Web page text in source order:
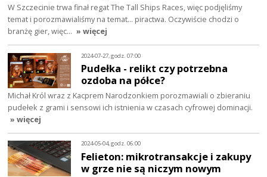
W Szczecinie trwa finał regat The Tall Ships Races, więc podjęliśmy
temat i porozmawialiśmy na temat... piractwa. Oczywiście chodzi o
branżę gier, więc… » więcej
2024-07-27, godz. 07:00
Pudełka - relikt czy potrzebna
ozdoba na półce?
Michał Król wraz z Kacprem Narodzonkiem porozmawiali o zbieraniu
pudełek z grami i sensowi ich istnienia w czasach cyfrowej dominacji.
» więcej
2024-05-04, godz. 06:00
Felieton: mikrotransakcje i zakupy
w grze nie są niczym nowym